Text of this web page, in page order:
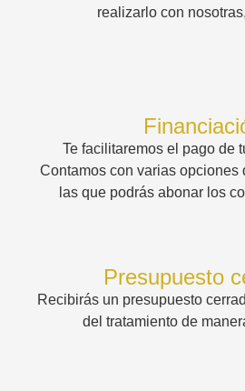
realizarlo con
Te facilitaremos el pago de
Contamos con varias opciones
las que podrás abonar los
Presupuesto
Recibirás un presupuesto
del tratamiento de